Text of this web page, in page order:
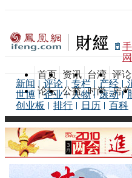
网
首页 资讯 台湾 评论
论坛 公益 时尚 房产
新闻 评论 专栏 产经
世博
企业 人物 滚动
创业板
排行 日历 百科